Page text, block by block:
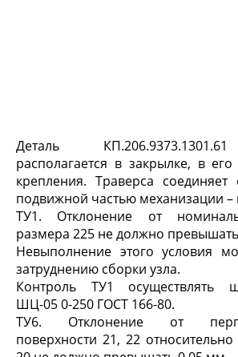
Деталь
располагается в закрылке, в
крепления. Траверса
подвижной частью механизации –
ТУ1. Отклонение от
размера 225 не должно
Невыполнение этого условия
затруднению сборки узла.
Контроль ТУ1 осуществлять
ШЦ-05 0-250 ГОСТ 166-80.
ТУ6. Отклонение от
поверхности 21, 22